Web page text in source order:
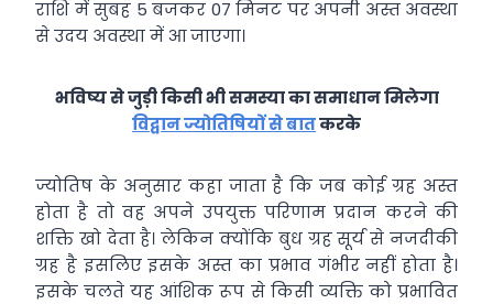
राशि में सुबह 5 बजकर 07 मिनट पर अपनी अस्त अवस्था
से उदय अवस्था में आ जाएगा।
भविष्य से जुड़ी किसी भी समस्या का समाधान मिलेगा
विद्वान ज्योतिषियों से बातकरके
ज्योतिष के अनुसार कहा जाता है कि जब कोई ग्रह अस्त
होता है तो वह अपने उपयुक्त परिणाम प्रदान करने की
शक्ति खो देता है। लेकिन क्योंकि बुध ग्रह सूर्य से नजदीकी
ग्रह है इसलिए इसके अस्त का प्रभाव गंभीर नहीं होता है।
इसके चलते यह आंशिक रूप से किसी व्यक्ति को प्रभावित